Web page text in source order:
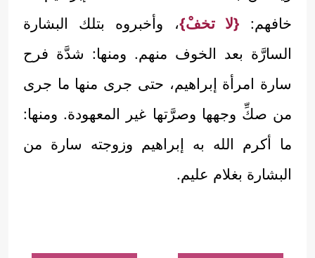
خافهم: {لا تخفْ}، وأخبروه بتلك البشارة
السارَّة بعد الخوف منهم. ومنها: شدَّة فرح
سارة امرأة إبراهيم، حتى جرى منها ما جرى
من صكِّ وجهها وصرَّتها غير المعهودة. ومنها:
ما أكرم الله به إبراهيم وزوجته سارة من
البشارة بغلام عليم.